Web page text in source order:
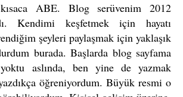
ABE. Blog serüvenim 2012
Kendimi keşfetmek için hayatı
şeyleri paylaşmak için yaklaşık
burada. Başlarda blog sayfama
aslında, ben yine de yazmak
öğreniyordum. Büyük resmi o